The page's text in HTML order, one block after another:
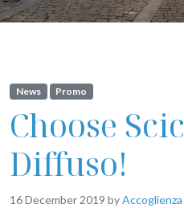
News Promo
Choose
Diffuso!
16 December 2019 byAccoglienza